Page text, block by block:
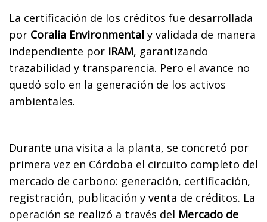
La certificación de los créditos fue desarrollada
por Coralia Environmental y validada de manera
independiente por IRAM, garantizando
trazabilidad y transparencia. Pero el avance no
quedó solo en la generación de los activos
ambientales.
Durante una visita a la planta, se concretó por
primera vez en Córdoba el circuito completo del
mercado de carbono: generación, certificación,
registración, publicación y venta de créditos. La
operación se realizó a través del Mercado de